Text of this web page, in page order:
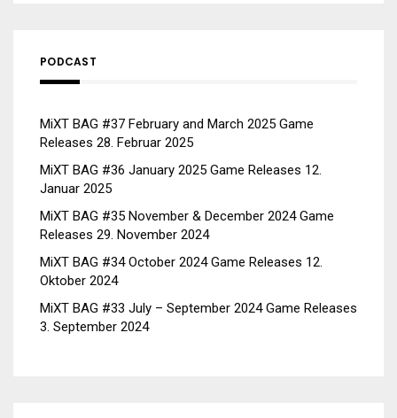
PODCAST
MiXT BAG #37 February and March 2025 Game
Releases 28. Februar 2025
MiXT BAG #36 January 2025 Game Releases 12.
Januar 2025
MiXT BAG #35 November & December 2024 Game
Releases 29. November 2024
MiXT BAG #34 October 2024 Game Releases 12.
Oktober 2024
MiXT BAG #33 July – September 2024 Game Releases
3. September 2024